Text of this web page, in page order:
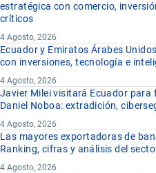
estratégica con comercio,
críticos
4 Agosto, 2026
Ecuador y Emiratos Árabes
con inversiones, tecnología e
4 Agosto, 2026
Javier Milei visitará Ecuador
Daniel Noboa: extradición,
4 Agosto, 2026
Las mayores exportadoras de
Ranking, cifras y análisis del
4 Agosto, 2026